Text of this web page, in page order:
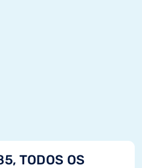
TODOS OS